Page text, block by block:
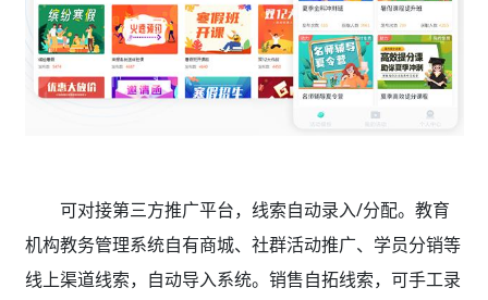
可对接第三方推广平台，线索自动录入/分配。教育
机构教务管理系统自有商城、社群活动推广、学员分销等
线上渠道线索，自动导入系统。销售自拓线索，可手工录